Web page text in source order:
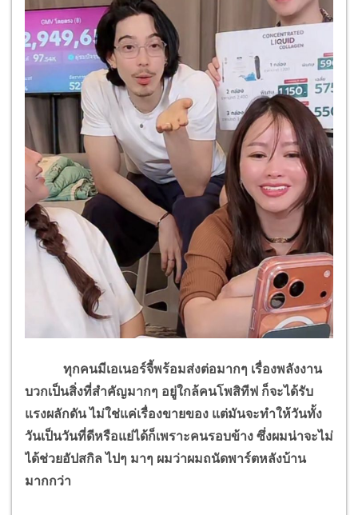
ทุกคนมีเอเนอร์จี้พร้อมส่งต่อมากๆ เรื่องพลังงาน
บวกเป็นสิ่งที่สำคัญมากๆ อยู่ใกล้คนโพสิทีฟ ก็จะได้รับ
แรงผลักดัน ไม่ใช่แค่เรื่องขายของ แต่มันจะทำให้วันทั้ง
วันเป็นวันที่ดีหรือแย่ได้ก็เพราะคนรอบข้าง ซึ่งผมน่าจะไม่
ได้ช่วยอัปสกิล ไปๆ มาๆ ผมว่าผมถนัดพาร์ตหลังบ้าน
มากกว่า